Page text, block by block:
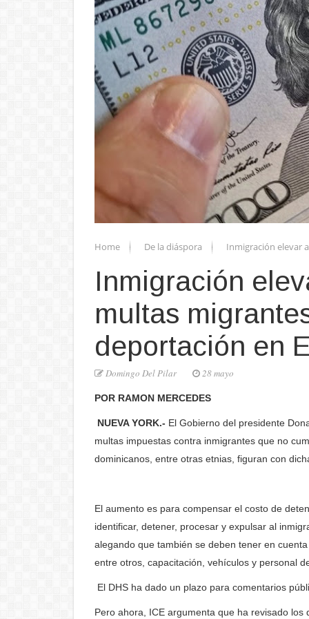
Home De la diáspora Inmigración elevar
Inmigración
multas
deportación en
Domingo Del Pilar 28 mayo
POR RAMON MERCEDES
NUEVA YORK.- El Gobierno del presidente
multas impuestas contra inmigrantes que no
dominicanos, entre otras etnias, figuran con
El aumento es para compensar el costo de
identificar, detener, procesar y expulsar al
alegando que también se deben tener en
entre otros, capacitación, vehículos y personal
El DHS ha dado un plazo para comentarios
Pero ahora, ICE argumenta que ha revisado